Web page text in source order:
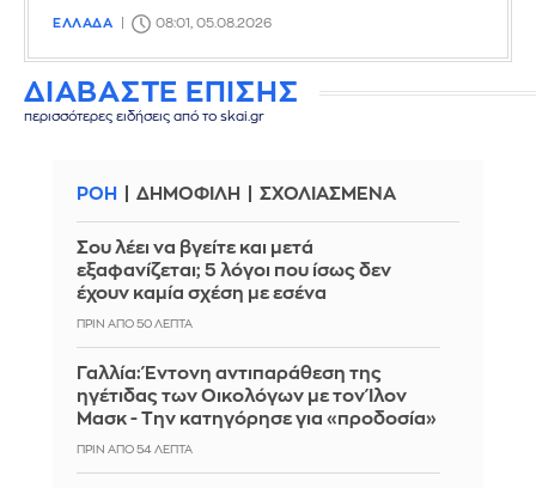
ΕΛΛΑΔΑ 08:01, 05.08.2026
ΔΙΑΒΑΣΤΕ ΕΠΙΣΗΣ
περισσότερες ειδήσεις από το skai.gr
ΡΟΗ ΔΗΜΟΦΙΛΗ ΣΧΟΛΙΑΣΜΕΝΑ
Σου λέει να βγείτε και μετά
εξαφανίζεται; 5 λόγοι που ίσως δεν
έχουν καμία σχέση με εσένα
ΠΡΙΝ ΑΠΌ 50 ΛΕΠΤΆ
Γαλλία: Έντονη αντιπαράθεση της
ηγέτιδας των Οικολόγων με τον Ίλον
Μασκ - Την κατηγόρησε για «προδοσία»
ΠΡΙΝ ΑΠΌ 54 ΛΕΠΤΆ